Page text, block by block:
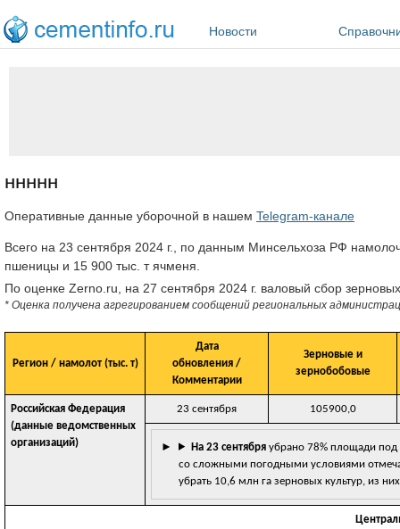
Новости
ннннн
Оперативные данные уборочной в нашем Telegram-канале
Всего на 23 сентября 2024 г., по данным Минсельхоза РФ
пшеницы и 15 900 тыс. т ячменя.
По оценке Zerno.ru, на 27 сентября 2024 г. валовый сбор
* Оценка получена агрегированием сообщений региональных
Регион / намолот (тыс. т)
Дата
обновления /
Комментарии
Зерновые и
зернобобовые
Российская Федерация
(данные ведомственных
организаций)
23 сентября 105900,0
На 23 сентябряубрано 78% площади под
со сложными погодными условиями
убрать 10,6 млн га зерновых культур, из